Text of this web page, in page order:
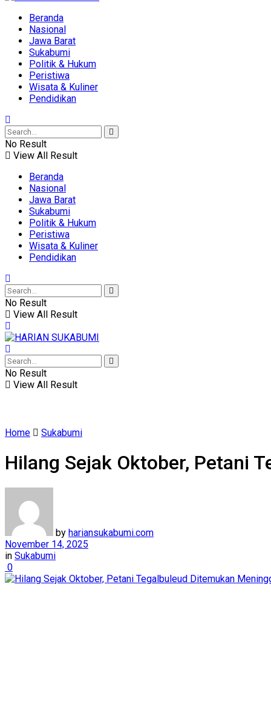
Beranda
Nasional
Jawa Barat
Sukabumi
Politik & Hukum
Peristiwa
Wisata & Kuliner
Pendidikan
No Result
View All Result
Beranda
Nasional
Jawa Barat
Sukabumi
Politik & Hukum
Peristiwa
Wisata & Kuliner
Pendidikan
No Result
View All Result
No Result
View All Result
Home Sukabumi
Hilang Sejak Oktober, Petani
by hariansukabumi.com
November 14, 2025
in Sukabumi
0